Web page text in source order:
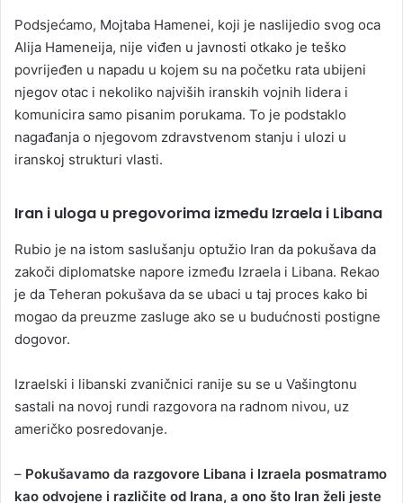
Podsjećamo, Mojtaba Hamenei, koji je naslijedio svog oca
Alija Hameneija, nije viđen u javnosti otkako je teško
povrijeđen u napadu u kojem su na početku rata ubijeni
njegov otac i nekoliko najviših iranskih vojnih lidera i
komunicira samo pisanim porukama. To je podstaklo
nagađanja o njegovom zdravstvenom stanju i ulozi u
iranskoj strukturi vlasti.
Iran i uloga u pregovorima između Izraela i Libana
Rubio je na istom saslušanju optužio Iran da pokušava da
zakoči diplomatske napore između Izraela i Libana. Rekao
je da Teheran pokušava da se ubaci u taj proces kako bi
mogao da preuzme zasluge ako se u budućnosti postigne
dogovor.
Izraelski i libanski zvaničnici ranije su se u Vašingtonu
sastali na novoj rundi razgovora na radnom nivou, uz
američko posredovanje.
– Pokušavamo da razgovore Libana i Izraela posmatramo
kao odvojene i različite od Irana, a ono što Iran želi jeste